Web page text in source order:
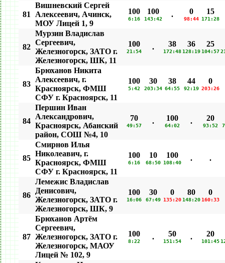
81
Вишневский Сергей
Алексеевич, Ачинск,
МОУ Лицей 1, 9
100
6:16
100
143:42
. 0
98:44
15
171:28
82
Мурзин Владислав
Сергеевич,
Железногорск, ЗАТО г.
Железногорск, ШК, 11
100
21:54
. 38
172:48
36
128:19
25
104:57
83
Брюханов Никита
Алексеевич, г.
Красноярск, ФМШ
СФУ г. Красноярск, 11
100
5:42
30
203:34
38
64:55
44
92:19
0
203:26
84
Першин Иван
Александрович,
Красноярск, Абанский
район, СОШ №4, 10
70
49:57
. 100
64:02
. 20
93:52
85
Смирнов Илья
Николеавич, г.
Красноярск, ФМШ
СФУ г. Красноярск, 11
100
6:16
10
68:50
100
108:40
. .
86
Лемежис Владислав
Денисович,
Железногорск, ЗАТО г.
Железногорск, ШК, 9
100
16:06
30
67:49
0
135:20
80
148:20
0
160:33
87
Брюханов Артём
Сергеевич,
Железногорск, ЗАТО г.
Железногорск, МАОУ
Лицей № 102, 9
100
8:22
. 50
151:54
. 20
101:45